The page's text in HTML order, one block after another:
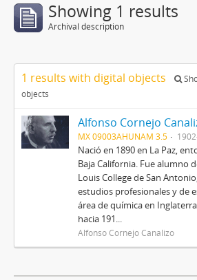
Showing 1 results
Archival description
1 results with digital objects
objects
Alfonso Cornejo
MX 09003AHUNAM 3.5
Nació en 1890 en La Paz,
Baja California. Fue alumno
Louis College de San
estudios profesionales y de
área de química en
hacia 191...
Alfonso Cornejo Canalizo